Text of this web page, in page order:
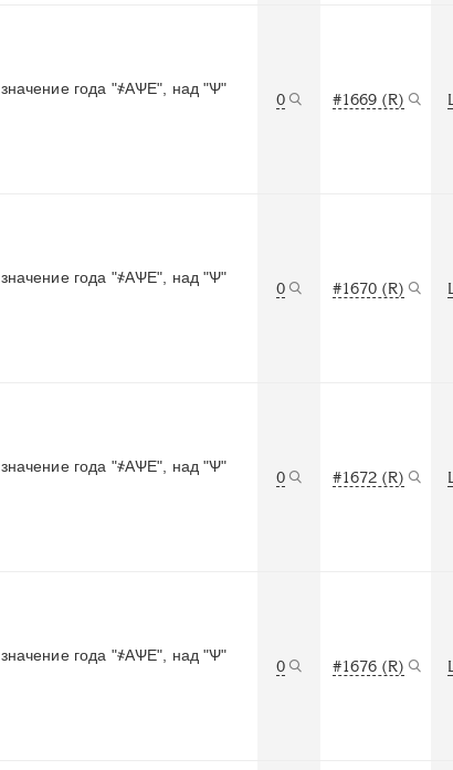
года "҂АѰЕ", над "Ѱ"
0 #1669 (R)
года "҂АѰЕ", над "Ѱ"
0 #1670 (R)
года "҂АѰЕ", над "Ѱ"
0 #1672 (R)
года "҂АѰЕ", над "Ѱ"
0 #1676 (R)